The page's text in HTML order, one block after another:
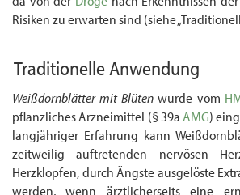
Risiken zu erwarten sind (siehe
Traditionelle Anwendung
Weißdornblätter mit Blüten wurde vom
pflanzliches Arzneimittel (§ 39a AMG)
langjähriger Erfahrung kann
zeitweilig auftretenden nervösen
Herzklopfen, durch Ängste aus­gelöste
werden, wenn ärztlicherseits eine